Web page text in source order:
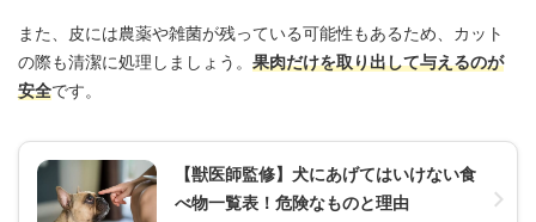
また、皮には農薬や雑菌が残っている可能性もあるため、カット
の際も清潔に処理しましょう。 果肉だけを取り出して与えるのが
安全です。
【獣医師監修】犬にあげてはいけない食
べ物一覧表！危険なものと理由